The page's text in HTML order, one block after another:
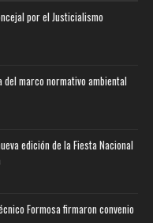
por el Justicialismo
marco normativo ambiental
edición de la Fiesta Nacional
Formosa firmaron convenio